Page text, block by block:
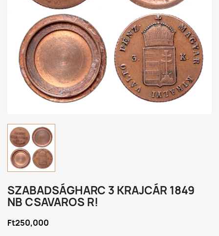
SZABADSÁGHARC 3 KRAJCÁR 1849
NB CSAVAROS R!
Ft250,000